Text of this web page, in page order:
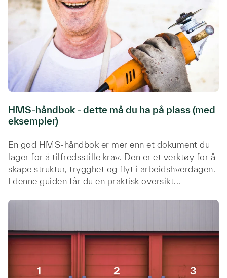
HMS-håndbok - dette må du ha på plass (med
eksempler)
En god HMS-håndbok er mer enn et dokument du
lager for å tilfredsstille krav. Den er et verktøy for å
skape struktur, trygghet og flyt i arbeidshverdagen.
I denne guiden får du en praktisk oversikt...